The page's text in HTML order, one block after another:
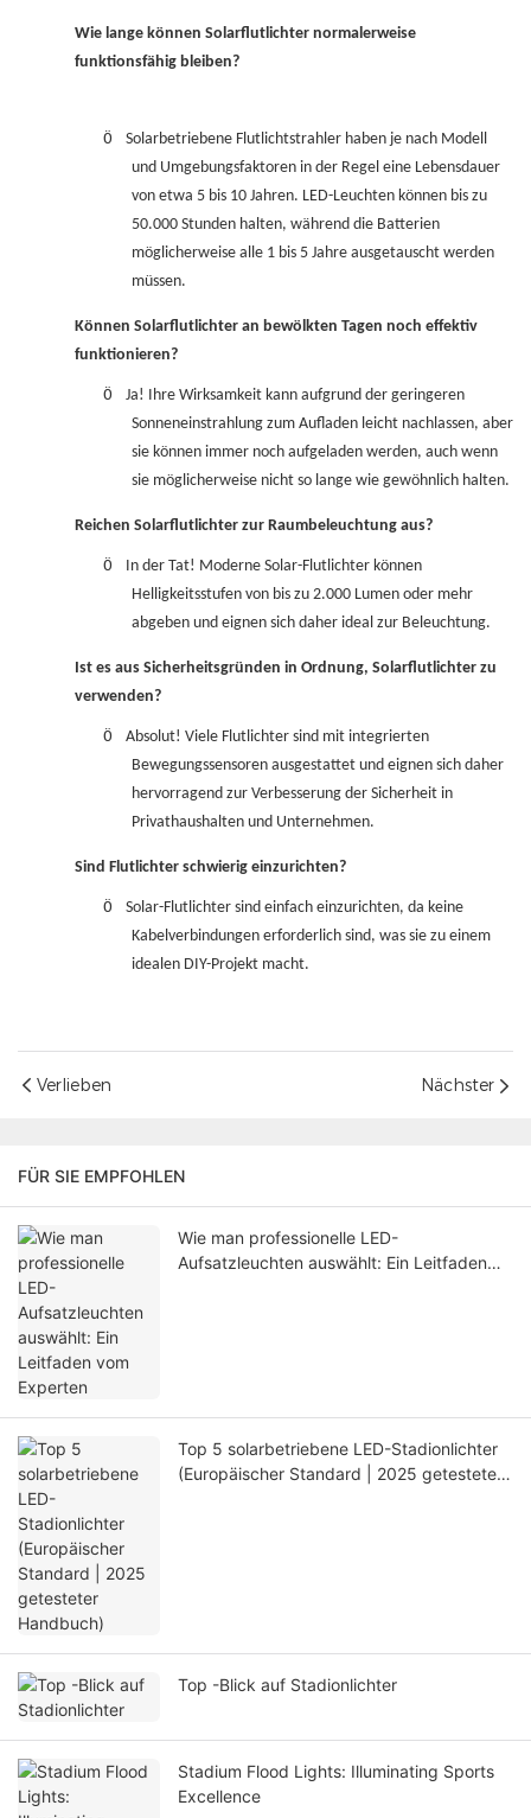
Wie lange können Solarflutlichter normalerweise
funktionsfähig bleiben?
Ö
Solarbetriebene Flutlichtstrahler haben je nach Modell
und Umgebungsfaktoren in der Regel eine Lebensdauer
von etwa 5 bis 10 Jahren. LED-Leuchten können bis zu
50.000 Stunden halten, während die Batterien
möglicherweise alle 1 bis 5 Jahre ausgetauscht werden
müssen.
Können Solarflutlichter an bewölkten Tagen noch effektiv
funktionieren?
Ö
Ja! Ihre Wirksamkeit kann aufgrund der geringeren
Sonneneinstrahlung zum Aufladen leicht nachlassen, aber
sie können immer noch aufgeladen werden, auch wenn
sie möglicherweise nicht so lange wie gewöhnlich halten.
Reichen Solarflutlichter zur Raumbeleuchtung aus?
Ö
In der Tat! Moderne Solar-Flutlichter können
Helligkeitsstufen von bis zu 2.000 Lumen oder mehr
abgeben und eignen sich daher ideal zur Beleuchtung.
Ist es aus Sicherheitsgründen in Ordnung, Solarflutlichter zu
verwenden?
Ö
Absolut! Viele Flutlichter sind mit integrierten
Bewegungssensoren ausgestattet und eignen sich daher
hervorragend zur Verbesserung der Sicherheit in
Privathaushalten und Unternehmen.
Sind Flutlichter schwierig einzurichten?
Ö
Solar-Flutlichter sind einfach einzurichten, da keine
Kabelverbindungen erforderlich sind, was sie zu einem
idealen DIY-Projekt macht.
Verlieben Nächster
FÜR SIE EMPFOHLEN
Wie man professionelle LED-
Aufsatzleuchten auswählt: Ein Leitfaden
Top 5 solarbetriebene LED-Stadionlichter
(Europäischer Standard | 2025 getesteter
Top -Blick auf Stadionlichter
Stadium Flood Lights: Illuminating Sports
Excellence